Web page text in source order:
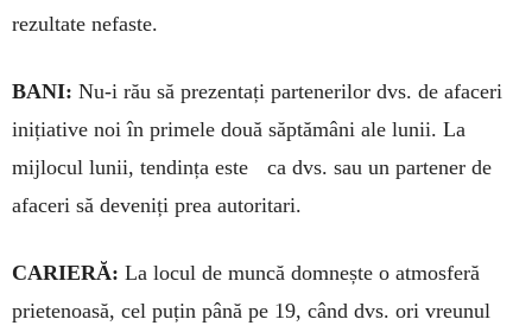
rezultate nefaste.
BANI: Nu-i rău să prezentați partenerilor dvs. de afaceri
inițiative noi în primele două săptămâni ale lunii. La
mijlocul lunii, tendința este ca dvs. sau un partener de
afaceri să deveniți prea auto­ritari.
CARIERĂ: La locul de muncă domnește o at­mosferă
prietenoasă, cel puțin până pe 19, când dvs. ori vreunul